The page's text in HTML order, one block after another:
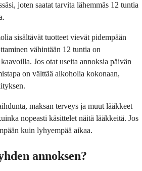
joten saatat tarvita lähemmäs 12 tuntia
sisältävät tuotteet vievät pidempään
vähintään 12 tuntia on
Jos otat useita annoksia päivän
on välttää alkoholia kokonaan,
maksan terveys ja muut lääkkeet
nopeasti käsittelet näitä lääkkeitä. Jos
kuin lyhyempää aikaa.
annoksen?